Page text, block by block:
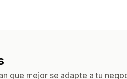
que mejor se adapte a tu